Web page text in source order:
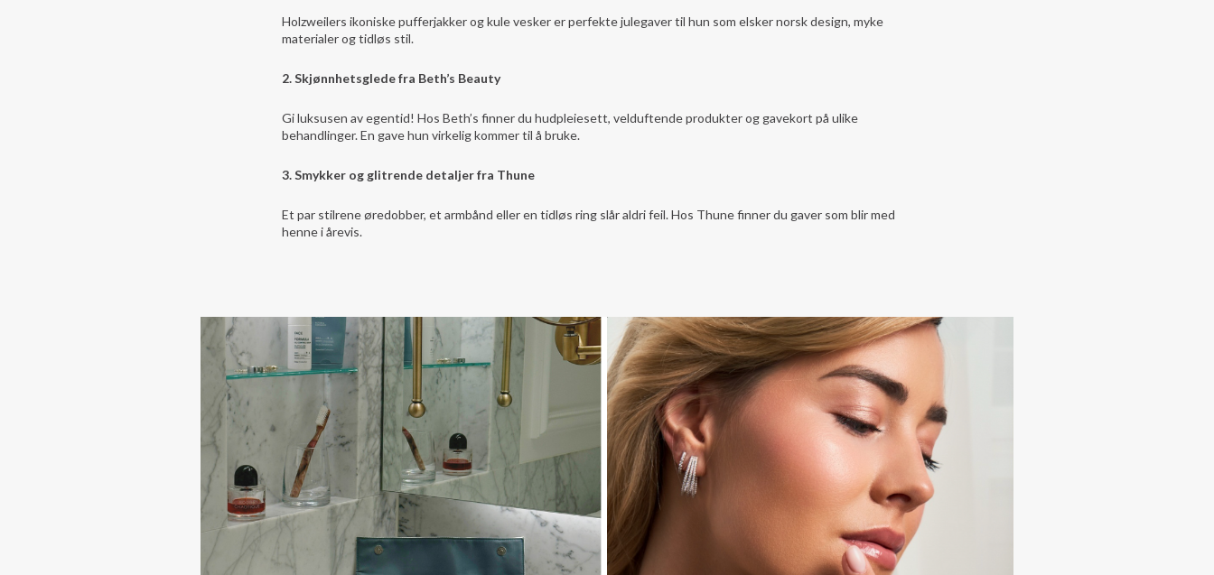
Holzweilers ikoniske pufferjakker og kule vesker er perfekte julegaver til hun som elsker norsk design, myke
materialer og tidløs stil.
2. Skjønnhetsglede fra Beth’s Beauty
Gi luksusen av egentid! Hos Beth’s finner du hudpleiesett, velduftende produkter og gavekort på ulike
behandlinger. En gave hun virkelig kommer til å bruke.
3. Smykker og glitrende detaljer fra Thune
Et par stilrene øredobber, et armbånd eller en tidløs ring slår aldri feil. Hos Thune finner du gaver som blir med
henne i årevis.